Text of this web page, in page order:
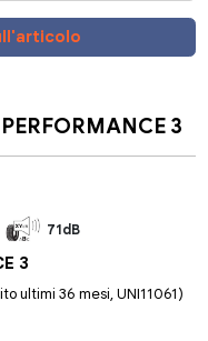
3
71dB
3
ultimi 36 mesi, UNI11061)